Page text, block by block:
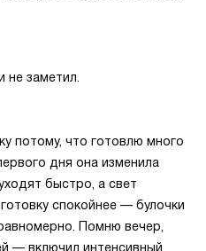
не заметил.
потому, что готовлю много
дня она изменила
быстро, а свет
спокойнее — булочки
Помню вечер,
— включил интенсивный